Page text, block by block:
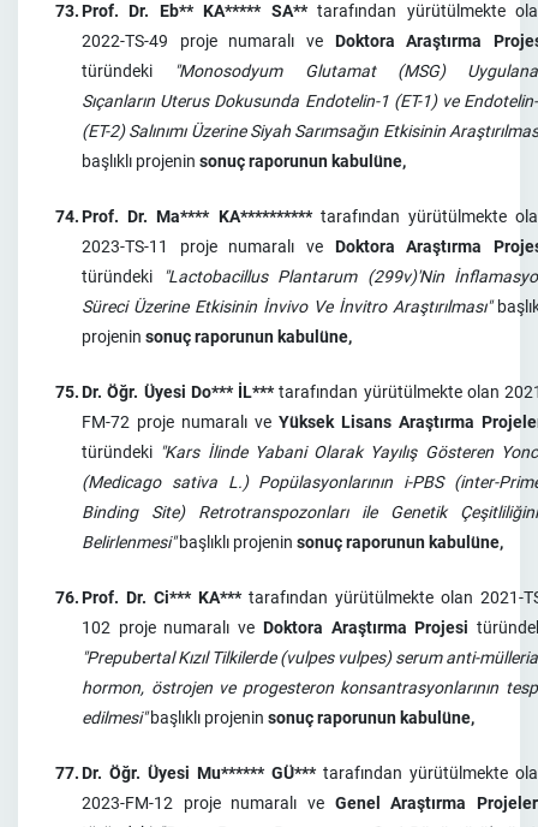
73.Prof. Dr. Eb** KA***** SA**tarafından yürütülmekte
2022-TS-49 proje numaralı ve Doktora Araştırma
türündeki
"Monosodyum Glutamat (MSG)
Sıçanların Uterus Dokusunda Endotelin-1 (ET-1) ve
(ET-2) Salınımı Üzerine Siyah Sarımsağın Etkisinin
başlıklı projenin sonuç raporunun kabulüne,
74.Prof. Dr. Ma**** KA**********tarafından yürütülmekte
2023-TS-11 proje numaralı ve Doktora Araştırma
türündeki
"Lactobacillus Plantarum (299v)'Nin
Süreci Üzerine Etkisinin İnvivo Ve İnvitro Araştırılması"
projenin sonuç raporunun kabulüne,
75.Dr. Öğr. Üyesi Do*** İL***tarafından yürütülmekte olan
FM-72 proje numaralı ve Yüksek Lisans Araştırma
türündeki "Kars İlinde Yabani Olarak Yayılış Gösteren
(Medicago sativa L.) Popülasyonlarının i-PBS (inter-
Binding Site) Retrotranspozonları ile Genetik
Belirlenmesi"başlıklı projenin sonuç raporunun kabulüne,
76.Prof. Dr. Ci*** KA***tarafından yürütülmekte olan 2021-
102 proje numaralı ve Doktora Araştırma Projesi
"Prepubertal Kızıl Tilkilerde (vulpes vulpes) serum anti-
hormon, östrojen ve progesteron konsantrasyonlarının
edilmesi"başlıklı projenin sonuç raporunun kabulüne,
77.Dr. Öğr. Üyesi Mu****** GÜ***tarafından yürütülmekte
2023-FM-12 proje numaralı ve Genel Araştırma